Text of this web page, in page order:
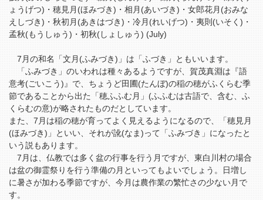
ょうげつ)・穂見月(ほみづき)・相月(あいづき)・女郎花月(おみな
えしづき)・秋初月(あきはづき)・冷月(れいげつ)・夷則(いそく)・
孟秋(もうしゅう)・初秋(しょしゅう) (July)
7月の和名「文月(ふみづき)」は「ふづき」ともいいます。
「ふみづき」のいわれは種々あるようですが、賀茂真淵は『語
意考(ごいこう)』で、ちょうど田圃(たんぼ)の稲の穂がふくらむ季
節であることから出た「穂ふふむ月」(ふふむは古語で、含む、ふ
くらむの意)が略されたものだとしています。
また、7月は稲の穂が育ってよく見えるようになるので、「穂見月
(ほみづき)」といい、それが訛(なま)って「ふみづき」になったと
いう説もあります。
7月は、仏教では多く盆の行事を行う月ですが、東白川村の場合
は盆の御霊祭りを行う準備の月といってもよいでしょう。日増し
に暑さが加わる季節ですが、今月は農作業の繁忙さの少ない月で
す。